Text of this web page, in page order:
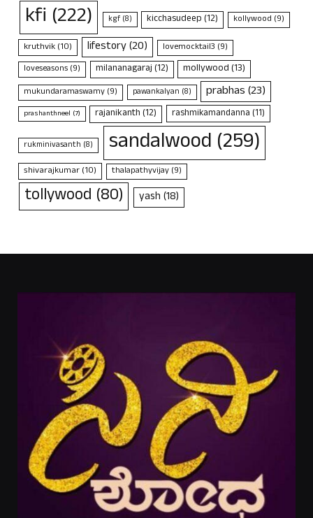
kfi (222) kgf(8) kicchasudeep(12) kollywood (9)
kruthvik(10) lifestory(20) lovemocktail3 (9)
loveseasons (9) milananagaraj(12) mollywood(13)
mukundaramaswamy (9) pawankalyan (8) prabhas(23)
prashanthneel (7) rajanikanth(12) rashmikamandanna(11)
rukminivasanth (8) sandalwood (259)
shivarajkumar(10) thalapathyvijay(9)
tollywood (80) yash(18)